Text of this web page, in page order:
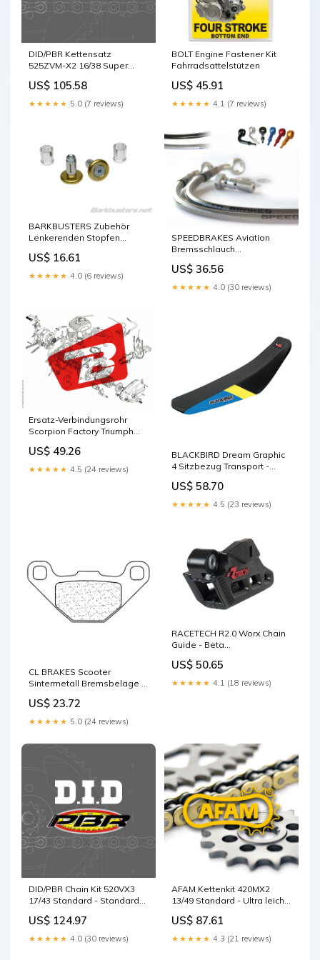
DID/PBR Kettensatz
525ZVM-X2 16/38 Super
Kettenrad hinten
Zigarettenanzünder
US$ 105.58
★★★★★ 5.0 (7 reviews)
BOLT Engine Fastener Kit
Fahrradsattelstützen
US$ 45.91
★★★★★ 4.1 (7 reviews)
BARKBUSTERS Zubehör
Lenkerenden Stopfen
US$ 16.61
★★★★★ 4.0 (6 reviews)
SPEEDBRAKES Aviation
Bremsschlauch
Kreiselmäher
US$ 36.56
★★★★★ 4.0 (30 reviews)
Ersatz-Verbindungsrohr
Scorpion Factory Triumph
Spritzschutz
US$ 49.26
★★★★★ 4.5 (24 reviews)
BLACKBIRD Dream Graphic
4 Sitzbezug Transport -
US$ 58.70
★★★★★ 4.5 (23 reviews)
CL BRAKES Scooter
Sintermetall Bremsbeläge -
US$ 23.72
★★★★★ 5.0 (24 reviews)
RACETECH R2.0 Worx Chain
Guide - Beta
US$ 50.65
★★★★★ 4.1 (18 reviews)
DID/PBR Chain Kit 520VX3
17/43 Standard - Standard
Kupplungszüge
US$ 124.97
★★★★★ 4.0 (30 reviews)
AFAM Kettenkit 420MX2
13/49 Standard - Ultra leicht
US$ 87.61
★★★★★ 4.3 (21 reviews)